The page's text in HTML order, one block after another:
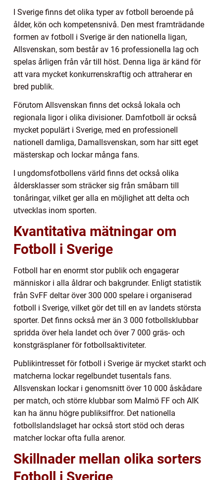
I Sverige finns det olika typer av fotboll beroende på
ålder, kön och kompetensnivå. Den mest framträdande
formen av fotboll i Sverige är den nationella ligan,
Allsvenskan, som består av 16 professionella lag och
spelas årligen från vår till höst. Denna liga är känd för
att vara mycket konkurrenskraftig och attraherar en
bred publik.
Förutom Allsvenskan finns det också lokala och
regionala ligor i olika divisioner. Damfotboll är också
mycket populärt i Sverige, med en professionell
nationell damliga, Damallsvenskan, som har sitt eget
mästerskap och lockar många fans.
I ungdomsfotbollens värld finns det också olika
åldersklasser som sträcker sig från småbarn till
tonåringar, vilket ger alla en möjlighet att delta och
utvecklas inom sporten.
Kvantitativa mätningar om
Fotboll i Sverige
Fotboll har en enormt stor publik och engagerar
människor i alla åldrar och bakgrunder. Enligt statistik
från SvFF deltar över 300 000 spelare i organiserad
fotboll i Sverige, vilket gör det till en av landets största
sporter. Det finns också mer än 3 000 fotbollsklubbar
spridda över hela landet och över 7 000 gräs- och
konstgräsplaner för fotbollsaktiviteter.
Publikintresset för fotboll i Sverige är mycket starkt och
matcherna lockar regelbundet tusentals fans.
Allsvenskan lockar i genomsnitt över 10 000 åskådare
per match, och större klubbar som Malmö FF och AIK
kan ha ännu högre publiksiffror. Det nationella
fotbollslandslaget har också stort stöd och deras
matcher lockar ofta fulla arenor.
Skillnader mellan olika sorters